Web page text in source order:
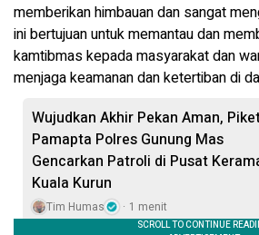
memberikan himbauan dan sangat
ini bertujuan untuk memantau dan
kamtibmas kepada masyarakat dan
menjaga keamanan dan ketertiban di
Wujudkan Akhir Pekan Aman,
Pamapta Polres Gunung Mas
Gencarkan Patroli di Pusat
Kuala Kurun
Tim Humas 1 menit